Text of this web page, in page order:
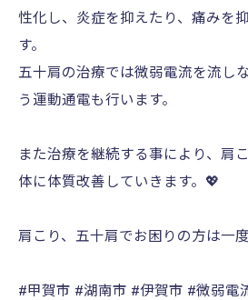
性化し、炎症を抑えたり、痛みを
す。
五十肩の治療では微弱電流を流し
う運動通電も行います。
また治療を継続する事により、肩
体に体質改善していきます。💖
肩こり、五十肩でお困りの方は一
#甲賀市 #湖南市 #伊賀市 #微弱電